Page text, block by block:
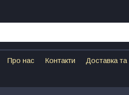
Про нас Контакти Доставка